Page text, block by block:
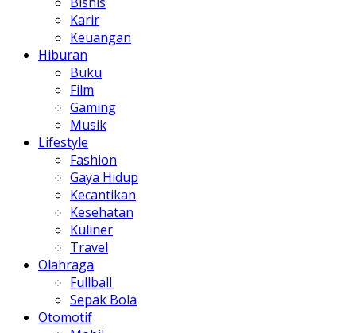
Karir
Keuangan
Hiburan
Buku
Film
Gaming
Musik
Lifestyle
Fashion
Gaya Hidup
Kecantikan
Kesehatan
Kuliner
Travel
Olahraga
Fullball
Sepak Bola
Otomotif